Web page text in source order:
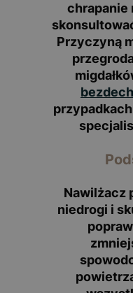
chrapanie
Przyczyną
Nawilżacz
niedrogi i